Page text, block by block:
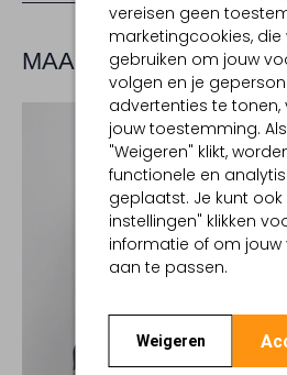
vereisen geen
marketingcookies, die
gebruiken om jouw
volgen en je
advertenties te tonen,
jouw toestemming.
"Weigeren" klikt,
functionele en
geplaatst. Je kunt
instellingen" klikken
informatie of om jouw
aan te passen.
Weigeren
MAAK JE LOOK